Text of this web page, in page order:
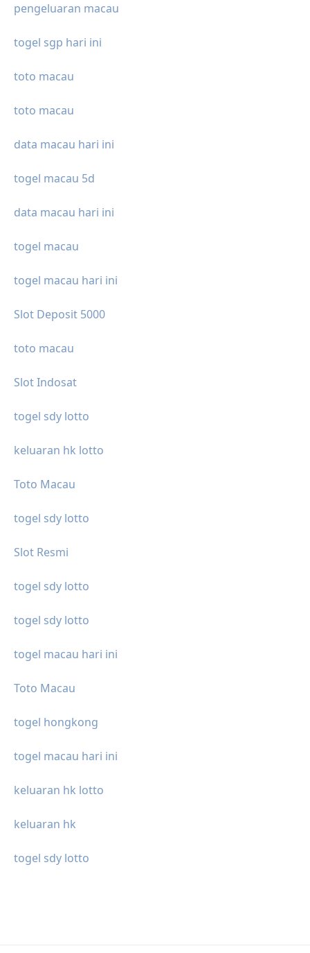
pengeluaran macau
togel sgp hari ini
toto macau
toto macau
data macau hari ini
togel macau 5d
data macau hari ini
togel macau
togel macau hari ini
Slot Deposit 5000
toto macau
Slot Indosat
togel sdy lotto
keluaran hk lotto
Toto Macau
togel sdy lotto
Slot Resmi
togel sdy lotto
togel sdy lotto
togel macau hari ini
Toto Macau
togel hongkong
togel macau hari ini
keluaran hk lotto
keluaran hk
togel sdy lotto